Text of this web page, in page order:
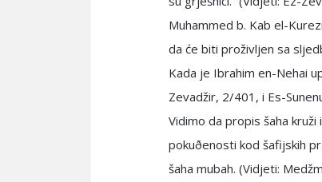
Muhammed b. Kab el-
da će biti proživljen sa
Kada je Ibrahim en-Nehai
Zevadžir, 2/401, i Es-
Vidimo da propis šaha
pokuðenosti kod šafijskih
šaha mubah. (Vidjeti: